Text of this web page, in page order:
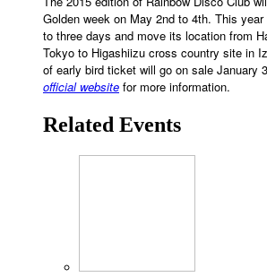
Golden week on May 2nd to 4th. This
to three days and move its location from
Tokyo to Higashiizu cross country site in
of early bird ticket will go on sale January
official website for more information.
Related Events